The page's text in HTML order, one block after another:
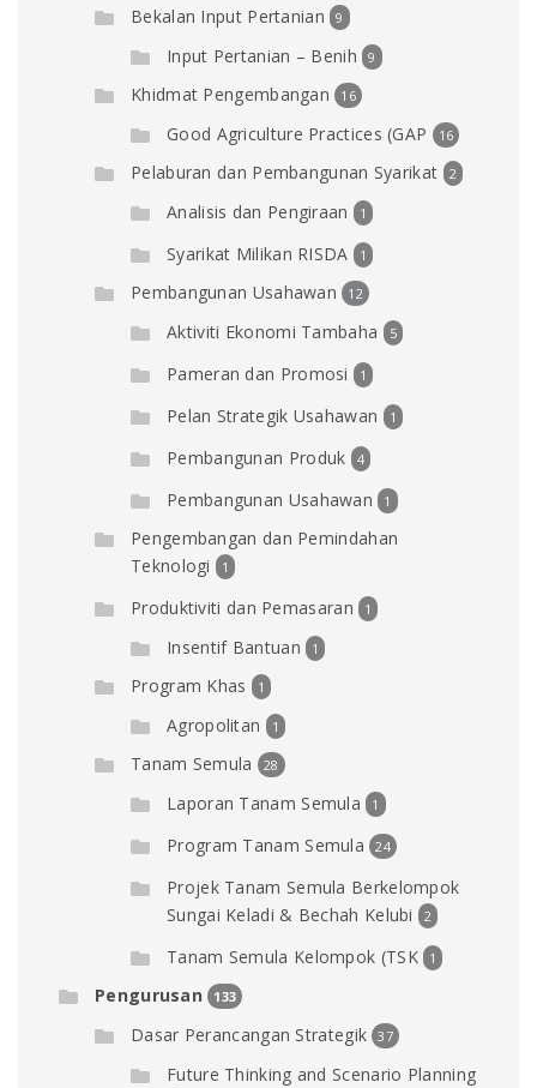
Bekalan Input Pertanian 9
Input Pertanian – Benih 9
Khidmat Pengembangan 16
Good Agriculture Practices (GAP 16
Pelaburan dan Pembangunan Syarikat 2
Analisis dan Pengiraan 1
Syarikat Milikan RISDA 1
Pembangunan Usahawan 12
Aktiviti Ekonomi Tambaha 5
Pameran dan Promosi 1
Pelan Strategik Usahawan 1
Pembangunan Produk 4
Pembangunan Usahawan 1
Pengembangan dan Pemindahan
Teknologi
1
Produktiviti dan Pemasaran 1
Insentif Bantuan 1
Program Khas 1
Agropolitan 1
Tanam Semula 28
Laporan Tanam Semula 1
Program Tanam Semula 24
Projek Tanam Semula Berkelompok
Sungai Keladi & Bechah Kelubi
2
Tanam Semula Kelompok (TSK 1
Pengurusan 133
Dasar Perancangan Strategik 37
Future Thinking and Scenario Planning